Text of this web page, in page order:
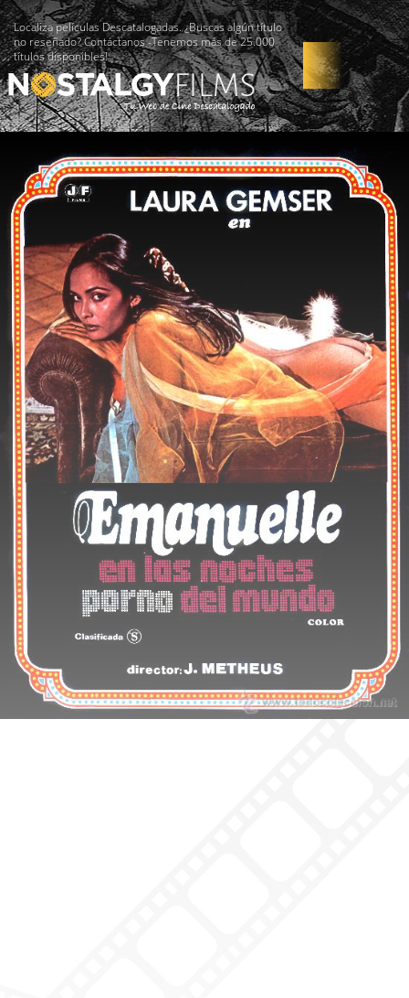
Localiza películas Descatalogadas. ¿Buscas algún título
no reseñado? Contáctanos -Tenemos más de 25.000
títulos disponibles!